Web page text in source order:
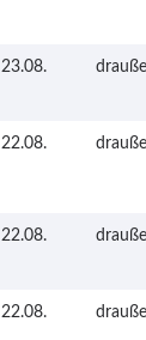
23.08.
22.08.
22.08.
22.08.